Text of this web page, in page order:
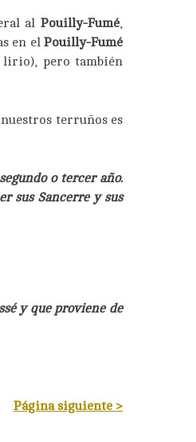
alPouilly-Fumé,
en el Pouilly-Fumé
lirio), pero también
terruños es
o tercer año.
sus Sancerre y sus
y que proviene de
Página siguiente >